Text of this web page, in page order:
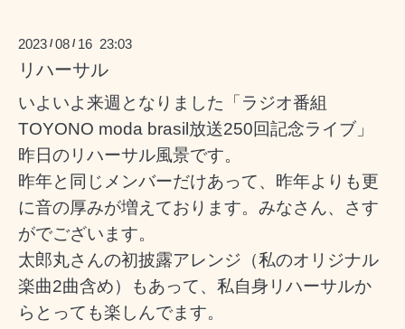
2023 /08 / 16 23:03
リハーサル
いよいよ来週となりました「ラジオ番組
TOYONO moda brasil放送250回記念ライブ」
昨日のリハーサル風景です。
昨年と同じメンバーだけあって、昨年よりも更
に音の厚みが増えております。みなさん、さす
がでございます。
太郎丸さんの初披露アレンジ（私のオリジナル
楽曲2曲含め）もあって、私自身リハーサルか
らとっても楽しんでます。